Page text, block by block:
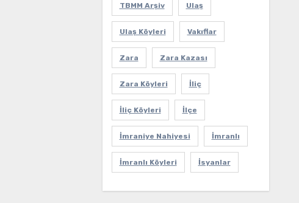
TBMM Arşiv Ulaş
Ulaş Köyleri Vakıflar
Zara Zara Kazası
Zara Köyleri İliç
İliç Köyleri İlçe
İmraniye Nahiyesi İmranlı
İmranlı Köyleri İsyanlar